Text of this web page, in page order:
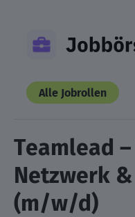
content
Alle Jobrollen
Teamlead
Netzwerk
(m/w/d)